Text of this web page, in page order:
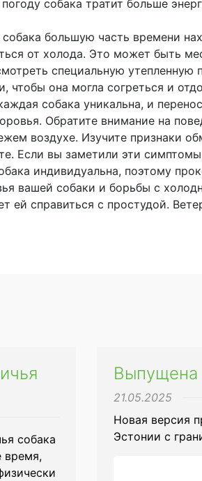
собака тратит больше
собака большую часть времени
от холода. Это может быть
специальную утепленную
чтобы она могла согреться и
собака уникальна, и
Обратите внимание на
воздухе. Изучите признаки
Если вы заметили эти
индивидуальна, поэтому
вашей собаки и борьбы с
ей справиться с простудой.
собака
время,
Выпущена
21.05.2025
Новая версия
Эстонии с